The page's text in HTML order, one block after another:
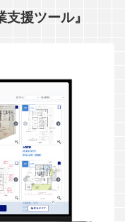
援ツール』